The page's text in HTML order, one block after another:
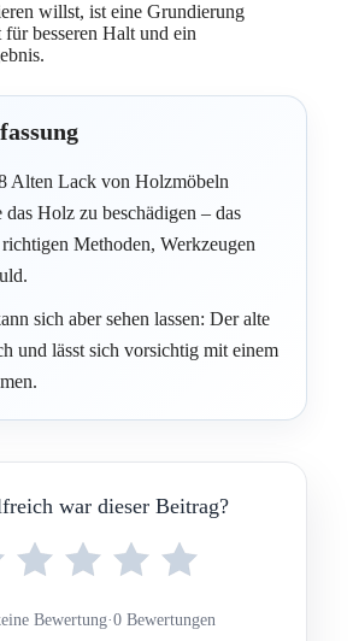
willst, ist eine Grundierung
besseren Halt und ein
Alten Lack von Holzmöbeln
das Holz zu beschädigen – das
Methoden, Werkzeugen
sich aber sehen lassen: Der alte
und lässt sich vorsichtig mit einem
war dieser Beitrag?
Bewertung·0 Bewertungen